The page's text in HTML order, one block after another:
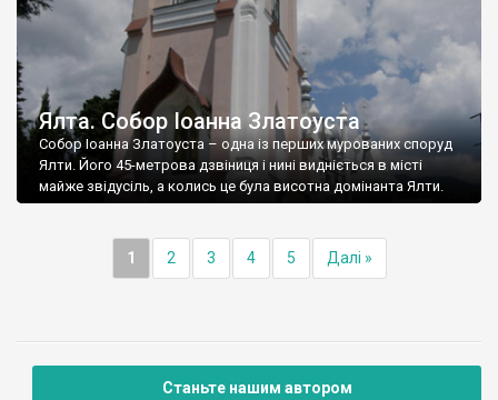
Ялта. Собор Іоанна Златоуста
Собор Іоанна Златоуста – одна із перших мурованих споруд
Ялти. Його 45-метрова дзвіниця і нині видніється в місті
майже звідусіль, а колись це була висотна домінанта Ялти.
1 2 3 4 5 Далі »
Станьте нашим автором